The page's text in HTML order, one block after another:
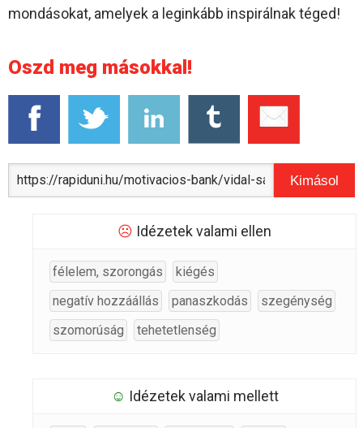
mondásokat, amelyek a leginkább inspirálnak téged!
Oszd meg másokkal!
Kimásol
☹ Idézetek valami ellen
félelem, szorongás
kiégés
negatív hozzáállás
panaszkodás
szegénység
szomorúság
tehetetlenség
☺ Idézetek valami mellett